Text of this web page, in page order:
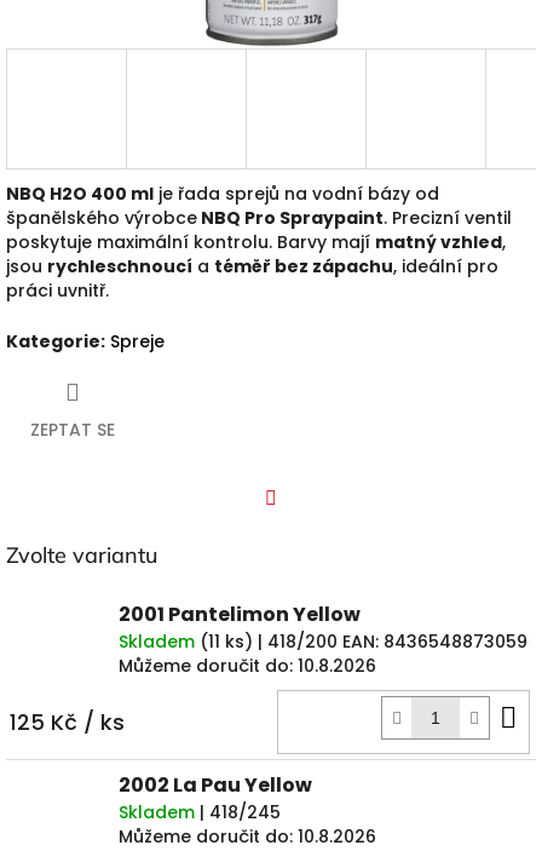
NBQ H2O 400 ml je řada sprejů na vodní bázy od
španělského výrobce NBQ Pro Spraypaint. Precizní ventil
poskytuje maximální kontrolu. Barvy mají matný vzhled,
jsou rychleschnoucí a téměř bez zápachu, ideální pro
práci uvnitř.
Kategorie: Spreje
ZEPTAT SE
Zvolte variantu
2001 Pantelimon Yellow
Skladem (11 ks) | 418/200 EAN: 8436548873059
Můžeme doručit do: 10.8.2026
125 Kč / ks
2002 La Pau Yellow
Skladem | 418/245
Můžeme doručit do: 10.8.2026